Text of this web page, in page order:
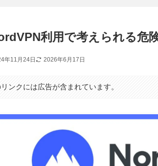
利用で考えられる危
年11月24日 2026年6月17日
ンクには広告が含まれています。